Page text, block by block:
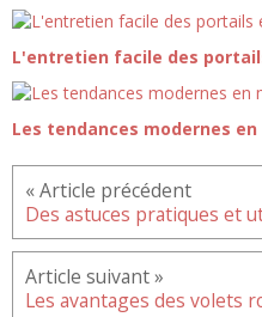
L'entretien facile des
Les tendances modernes